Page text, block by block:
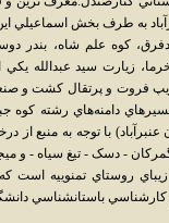
به طرف بخش اسماعيلي
کوه علم شاه، بندر
زيارت سيد عبدالله
فروت و پرتقال کشت و
دامنه‌هاي رشته کوه
عنبرآباد) با توجه به منبع
- دسک - تيغ سياه - و
روستاي تمنوييه است
باستانشناسي دانشگاه